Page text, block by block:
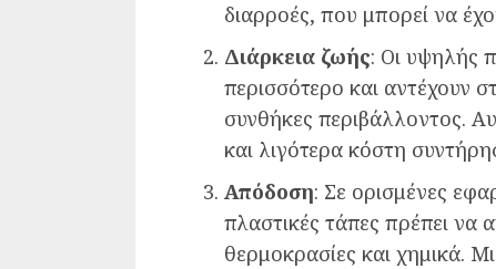
διαρροές, που μπορεί να
Διάρκεια ζωής: Οι υψηλής
περισσότερο και αντέχουν
συνθήκες περιβάλλοντος.
και λιγότερα κόστη
Απόδοση: Σε ορισμένες
πλαστικές τάπες πρέπει να
θερμοκρασίες και χημικά.